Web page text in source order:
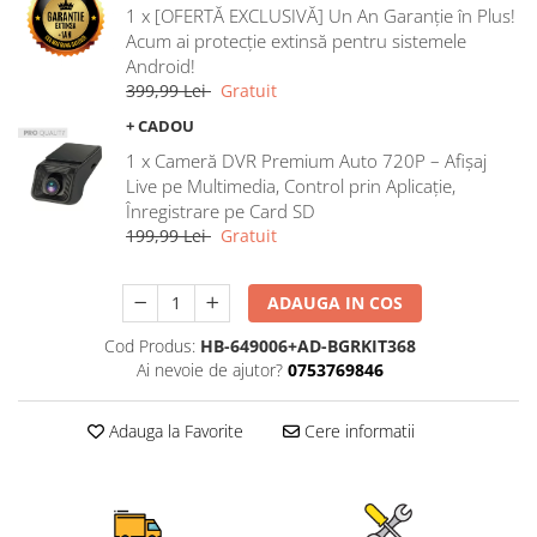
Rame adaptoare Ford
Rame adaptoare M-Benz
Rame adaptoare Opel
Rame adaptoare Skoda
Rame adaptoare Suzuki
Rame adaptoare Dacia
Rame adaptoare Audi
Rame adaptoare Renault
1 x [OFERTĂ EXCLUSIVĂ] Un An Garanție în Plus!
Acum ai protecție extinsă pentru sistemele
Android!
399,99 Lei Gratuit
+ CADOU
1 x Cameră DVR Premium Auto 720P – Afișaj
Live pe Multimedia, Control prin Aplicație,
Înregistrare pe Card SD
199,99 Lei Gratuit
ADAUGA IN COS
Cod Produs: HB-649006+AD-BGRKIT368
Ai nevoie de ajutor? 0753769846
Adauga la Favorite Cere informatii